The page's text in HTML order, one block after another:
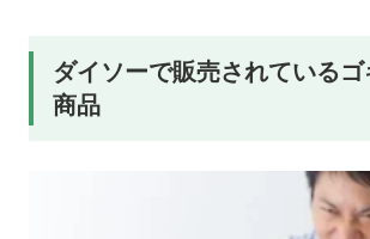
ダイソーで販売されている
商品